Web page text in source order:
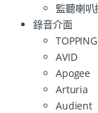
監聽喇叭
錄音介面
AVID
Apogee
Arturia
Audient